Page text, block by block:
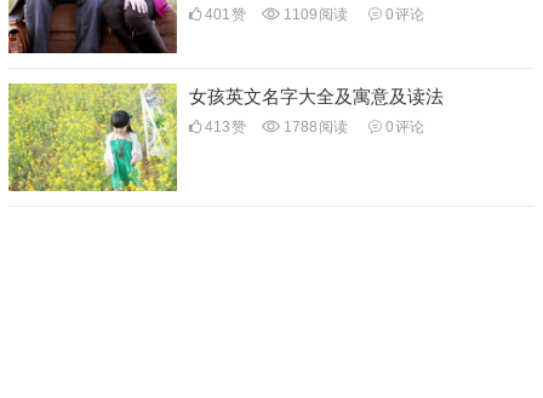
401赞 1109 阅读 0评论
女孩英文名字大全及寓意及读法
413赞 1788 阅读 0评论